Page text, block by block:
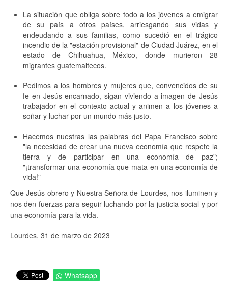
La situación que obliga sobre todo a los jóvenes a emigrar
de su país a otros países, arriesgando sus vidas y
endeudando a sus familias, como sucedió en el trágico
incendio de la "estación provisional" de Ciudad Juárez, en el
estado de Chihuahua, México, donde murieron 28
migrantes guatemaltecos.
Pedimos a los hombres y mujeres que, convencidos de su
fe en Jesús encarnado, sigan viviendo a imagen de Jesús
trabajador en el contexto actual y animen a los jóvenes a
soñar y luchar por un mundo más justo.
Hacemos nuestras las palabras del Papa Francisco sobre
"la necesidad de crear una nueva economía que respete la
tierra y de participar en una economía de paz";
"¡transformar una economía que mata en una economía de
vida!"
Que Jesús obrero y Nuestra Señora de Lourdes, nos iluminen y
nos den fuerzas para seguir luchando por la justicia social y por
una economía para la vida.
Lourdes, 31 de marzo de 2023
Whatsapp